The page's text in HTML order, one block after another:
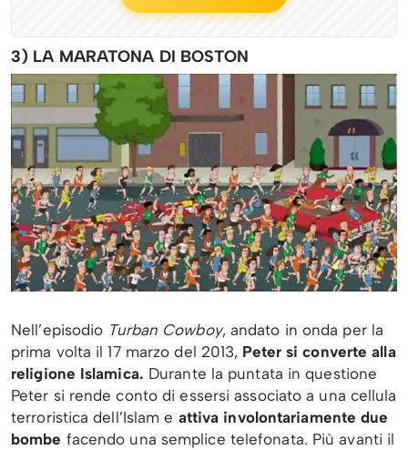
3) LA MARATONA DI BOSTON
Nell’episodio Turban Cowboy, andato in onda per la
prima volta il 17 marzo del 2013, Peter si converte alla
religione Islamica. Durante la puntata in questione
Peter si rende conto di essersi associato a una cellula
terroristica dell’Islam e attiva involontariamente due
bombe facendo una semplice telefonata. Più avanti il